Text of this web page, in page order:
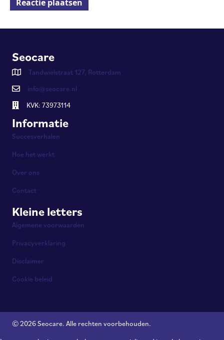
Seocare
Tandwielstraat 127, Rotterdam
info@seocare.nl
KVK: 73973114
Informatie
Succesverhalen
Hoe het werkt
Over ons
Contact
Kleine letters
Algemene voorwaarden
Privacyverklaring
Disclaimer
Cookie beleid
© 2026 Seocare. Alle rechten voorbehouden.